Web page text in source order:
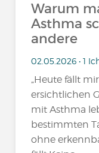
Warum
Asthma
andere
02.05.2026 • 1
„Heute fällt
ersichtlichen
mit Asthma
bestimmten
ohne